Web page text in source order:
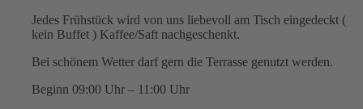
Jedes Frühstück wird von uns liebevoll am Tisch eingedeckt (
kein Buffet ) Kaffee/Saft nachgeschenkt.
Bei schönem Wetter darf gern die Terrasse genutzt werden.
Beginn 09:00 Uhr – 11:00 Uhr